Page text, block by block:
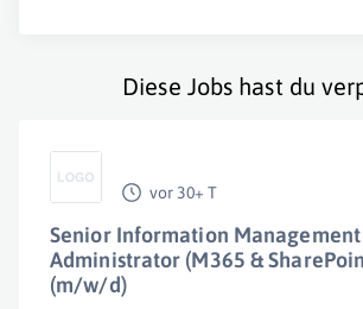
Diese Jobs hast du
vor 30+ T
Senior Information Management
Administrator (M365 &
(m/w/d)